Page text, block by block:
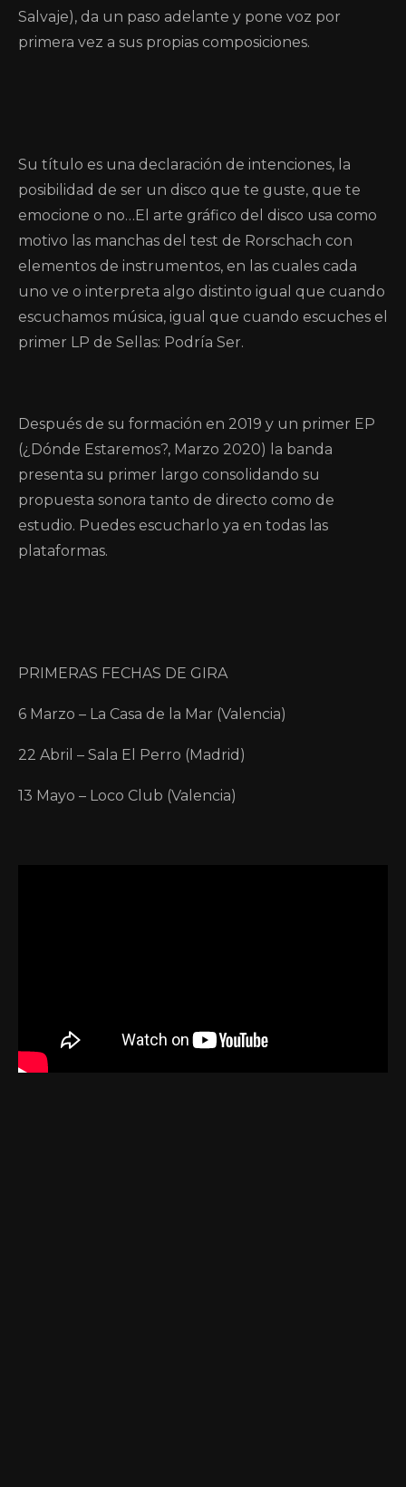
Salvaje), da un paso adelante y pone voz por
primera vez a sus propias composiciones.
Su título es una declaración de intenciones, la
posibilidad de ser un disco que te guste, que te
emocione o no…El arte gráfico del disco usa como
motivo las manchas del test de Rorschach con
elementos de instrumentos, en las cuales cada
uno ve o interpreta algo distinto igual que cuando
escuchamos música, igual que cuando escuches el
primer LP de Sellas: Podría Ser.
Después de su formación en 2019 y un primer EP
(¿Dónde Estaremos?, Marzo 2020) la banda
presenta su primer largo consolidando su
propuesta sonora tanto de directo como de
estudio. Puedes escucharlo ya en todas las
plataformas.
PRIMERAS FECHAS DE GIRA
6 Marzo – La Casa de la Mar (Valencia)
22 Abril – Sala El Perro (Madrid)
13 Mayo – Loco Club (Valencia)